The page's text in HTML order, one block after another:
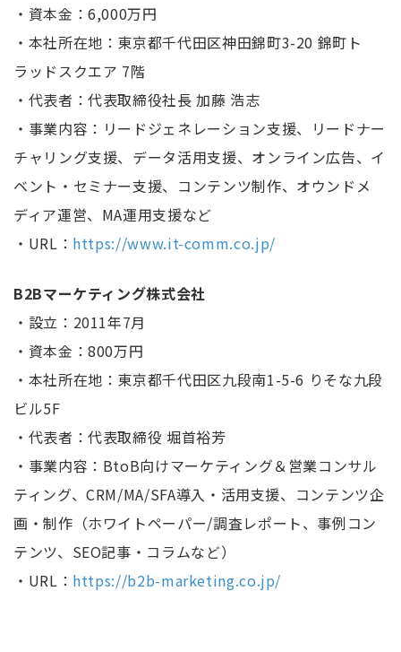
・資本金：6,000万円
・本社所在地：東京都千代田区神田錦町3-20 錦町ト
ラッドスクエア 7階
・代表者：代表取締役社長 加藤 浩志
・事業内容：リードジェネレーション支援、リードナー
チャリング支援、データ活用支援、オンライン広告、イ
ベント・セミナー支援、コンテンツ制作、オウンドメ
ディア運営、MA運用支援など
・URL： https://www.it-comm.co.jp/
B2Bマーケティング株式会社
・設立：2011年7月
・資本金：800万円
・本社所在地：東京都千代田区九段南1-5-6 りそな九段
ビル5F
・代表者：代表取締役 堀首裕芳
・事業内容：BtoB向けマーケティング＆営業コンサル
ティング、CRM/MA/SFA導入・活用支援、コンテンツ企
画・制作（ホワイトペーパー/調査レポート、事例コン
テンツ、SEO記事・コラムなど）
・URL： https://b2b-marketing.co.jp/